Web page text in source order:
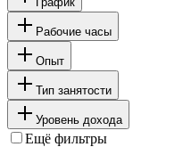
Рабочие часы
Опыт
Тип занятости
Уровень дохода
Ещё фильтры